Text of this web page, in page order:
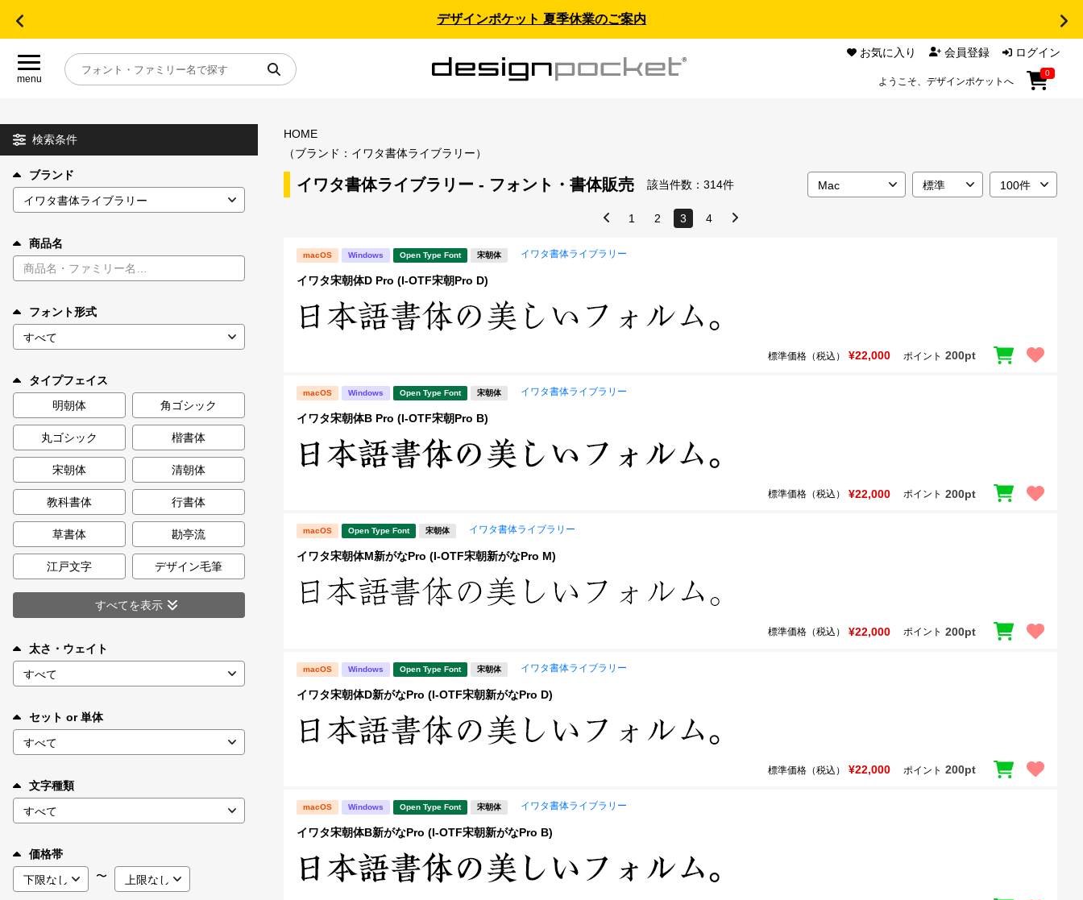
デザインポケット 夏季休業のご案内
menu
お気に入り 会員登録 ログイン
ようこそ、デザインポケットへ
0
目的別フォントガイド
特集
年間ライセンス商品
キャンペーン一覧
カート 0
マイページ
お気に入り
ご利用ガイド
お問い合わせ
検索条件
ブランド
商品名
フォント形式
タイプフェイス
明朝体
角ゴシック
丸ゴシック 楷書体
宋朝体 清朝体
教科書体 行書体
草書体 勘亭流
江戸文字 デザイン毛筆
すべてを表示
太さ・ウェイト
セット or 単体
文字種類
価格帯
〜
HOME
（ブランド：イワタ書体ライブラリー）
イワタ書体ライブラリー - フォント・書体販売 該当件数： 314件
1 2 3 4
macOS Windows Open Type Font 宋朝体 イワタ書体ライブラリー
イワタ宋朝体D Pro (I-OTF宋朝Pro D)
標準価格（税込） ¥22,000 ポイント 200pt
macOS Windows Open Type Font 宋朝体 イワタ書体ライブラリー
イワタ宋朝体B Pro (I-OTF宋朝Pro B)
標準価格（税込） ¥22,000 ポイント 200pt
macOS Open Type Font 宋朝体 イワタ書体ライブラリー
イワタ宋朝体M新がなPro (I-OTF宋朝新がなPro M)
標準価格（税込） ¥22,000 ポイント 200pt
macOS Windows Open Type Font 宋朝体 イワタ書体ライブラリー
イワタ宋朝体D新がなPro (I-OTF宋朝新がなPro D)
標準価格（税込） ¥22,000 ポイント 200pt
macOS Windows Open Type Font 宋朝体 イワタ書体ライブラリー
イワタ宋朝体B新がなPro (I-OTF宋朝新がなPro B)